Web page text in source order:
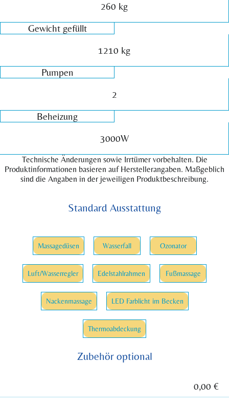
260 kg
Gewicht gefüllt
1210 kg
Pumpen
2
Beheizung
3000W
Technische Änderungen sowie Irrtümer vorbehalten. Die
Produktinformationen basieren auf Herstellerangaben. Maßgeblich
sind die Angaben in der jeweiligen Produktbeschreibung.
Standard Ausstattung
Massagedüsen Wasserfall Ozonator
Luft/Wasserregler Edelstahlrahmen Fußmassage
Nackenmassage LED Farblicht im Becken
Thermoabdeckung
Zubehör optional
0,00 €